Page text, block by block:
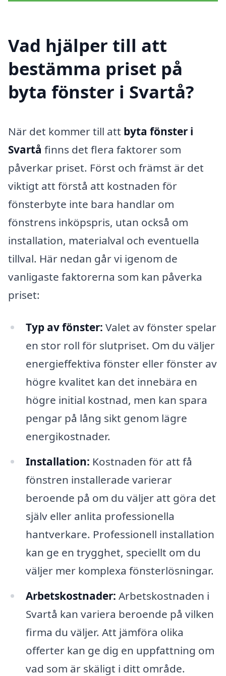
Vad hjälper till att
bestämma priset på
byta fönster i Svartå?
När det kommer till att byta fönster i
Svartå finns det flera faktorer som
påverkar priset. Först och främst är det
viktigt att förstå att kostnaden för
fönsterbyte inte bara handlar om
fönstrens inköpspris, utan också om
installation, materialval och eventuella
tillval. Här nedan går vi igenom de
vanligaste faktorerna som kan påverka
priset:
Typ av fönster: Valet av fönster spelar
en stor roll för slutpriset. Om du väljer
energieffektiva fönster eller fönster av
högre kvalitet kan det innebära en
högre initial kostnad, men kan spara
pengar på lång sikt genom lägre
energikostnader.
Installation: Kostnaden för att få
fönstren installerade varierar
beroende på om du väljer att göra det
själv eller anlita professionella
hantverkare. Professionell installation
kan ge en trygghet, speciellt om du
väljer mer komplexa fönsterlösningar.
Arbetskostnader: Arbetskostnaden i
Svartå kan variera beroende på vilken
firma du väljer. Att jämföra olika
offerter kan ge dig en uppfattning om
vad som är skäligt i ditt område.